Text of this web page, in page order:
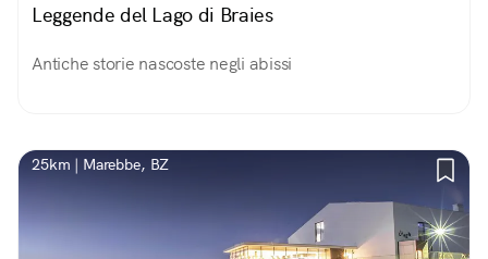
Leggende del Lago di Braies
Antiche storie nascoste negli abissi
25km | Marebbe, BZ